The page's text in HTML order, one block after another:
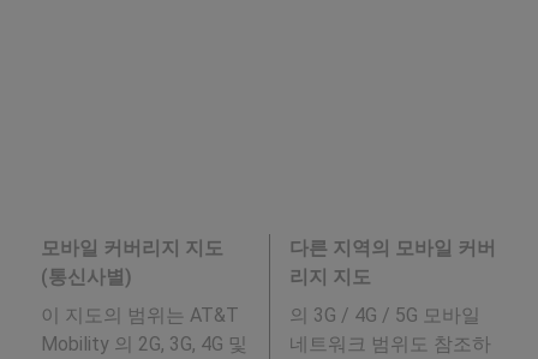
모바일 커버리지 지도
(통신사별)
이 지도의 범위는 AT&T
Mobility 의 2G, 3G, 4G 및
다른 지역의 모바일 커버
리지 지도
의 3G / 4G / 5G 모바일
네트워크 범위도 참조하